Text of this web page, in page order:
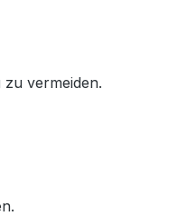
vermeiden.